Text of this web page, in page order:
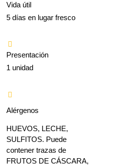
Vida útil
5 días en lugar fresco
Presentación
1 unidad
Alérgenos
HUEVOS, LECHE,
SULFITOS. Puede
contener trazas de
FRUTOS DE CÁSCARA,